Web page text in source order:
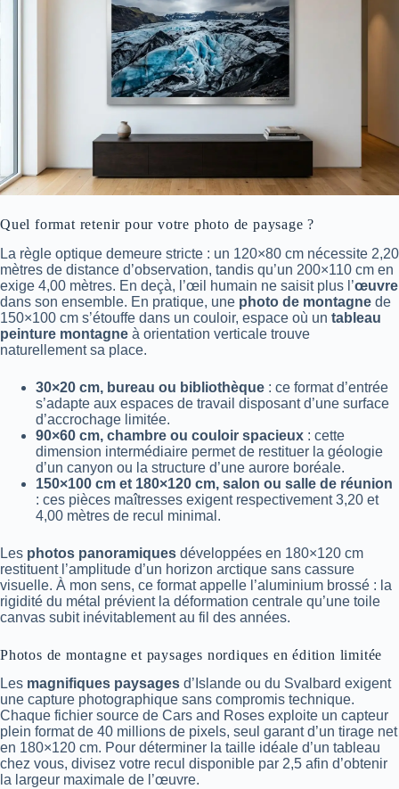
Quel format retenir pour votre photo de paysage ?
La règle optique demeure stricte : un 120×80 cm nécessite 2,20
mètres de distance d’observation, tandis qu’un 200×110 cm en
exige 4,00 mètres. En deçà, l’œil humain ne saisit plus l’œuvre
dans son ensemble. En pratique, une photo de montagne de
150×100 cm s’étouffe dans un couloir, espace où un tableau
peinture montagne à orientation verticale trouve
naturellement sa place.
30×20 cm, bureau ou bibliothèque : ce format d’entrée
s’adapte aux espaces de travail disposant d’une surface
d’accrochage limitée.
90×60 cm, chambre ou couloir spacieux : cette
dimension intermédiaire permet de restituer la géologie
d’un canyon ou la structure d’une aurore boréale.
150×100 cm et 180×120 cm, salon ou salle de réunion
: ces pièces maîtresses exigent respectivement 3,20 et
4,00 mètres de recul minimal.
Les photos panoramiques développées en 180×120 cm
restituent l’amplitude d’un horizon arctique sans cassure
visuelle. À mon sens, ce format appelle l’aluminium brossé : la
rigidité du métal prévient la déformation centrale qu’une toile
canvas subit inévitablement au fil des années.
Photos de montagne et paysages nordiques en édition limitée
Les magnifiques paysages d’Islande ou du Svalbard exigent
une capture photographique sans compromis technique.
Chaque fichier source de Cars and Roses exploite un capteur
plein format de 40 millions de pixels, seul garant d’un tirage net
en 180×120 cm. Pour déterminer la taille idéale d’un tableau
chez vous, divisez votre recul disponible par 2,5 afin d’obtenir
la largeur maximale de l’œuvre.